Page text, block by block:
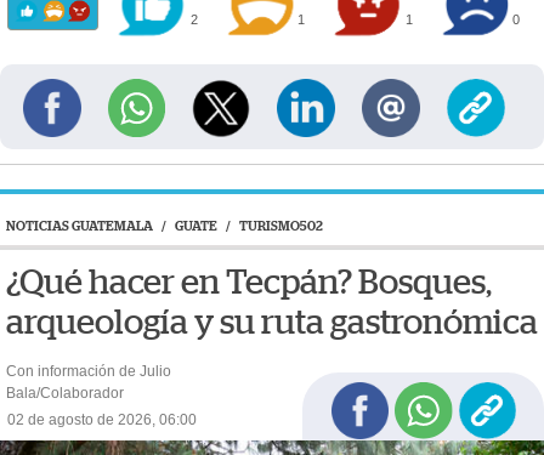
2 1 1 0
NOTICIAS GUATEMALA / GUATE / TURISMO502
¿Qué hacer en Tecpán? Bosques,
arqueología y su ruta gastronómica
Con información de Julio
Bala/Colaborador
02 de agosto de 2026, 06:00